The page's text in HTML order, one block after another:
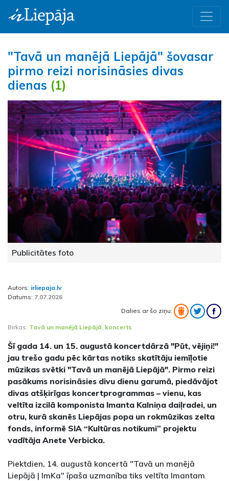
"Tavā un manējā Liepājā" šovasar
pirmo reizi norisināsies divas
dienas (1)
Publicitātes foto
Autors: irliepaja.lv
Datums: 7.07.2026
Dalies ar šo ziņu:
Birkas: Tavā un manējā Liepājā koncerts
Šī gada 14. un 15. augustā koncertdārzā "Pūt, vējiņi!"
jau trešo gadu pēc kārtas notiks skatītāju iemīļotie
mūzikas svētki "Tavā un manējā Liepājā". Pirmo reizi
pasākums norisināsies divu dienu garumā, piedāvājot
divas atšķirīgas koncertprogrammas – vienu, kas
veltīta izcilā komponista Imanta Kalniņa daiļradei, un
otru, kurā skanēs Liepājas popa un rokmūzikas zelta
fonds, informē SIA “Kultūras notikumi” projektu
vadītāja Anete Verbicka.
Piektdien, 14. augustā koncertā "Tavā un manējā
Liepājā | ImKa" īpaša uzmanība tiks veltīta Imantam